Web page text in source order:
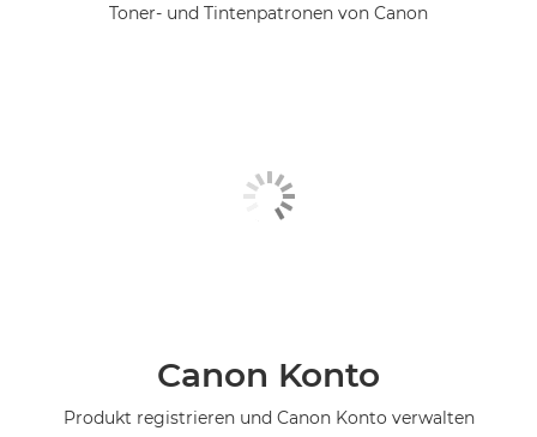
Toner- und Tintenpatronen von Canon
Canon Konto
Produkt registrieren und Canon Konto verwalten